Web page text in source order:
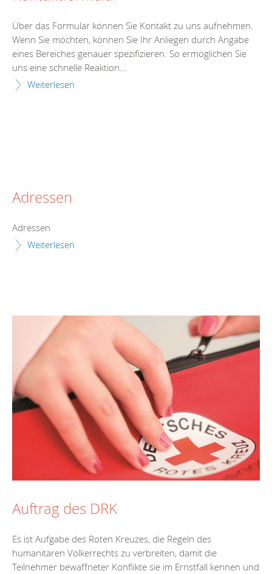
Über das Formular können Sie Kontakt zu uns aufnehmen.
Wenn Sie möchten, können Sie Ihr Anliegen durch Angabe
eines Bereiches genauer spezifizieren. So ermöglichen Sie
uns eine schnelle Reaktion...
Weiterlesen
Adressen
Adressen
Weiterlesen
Auftrag des DRK
Es ist Aufgabe des Roten Kreuzes, die Regeln des
humanitären Völkerrechts zu verbreiten, damit die
Teilnehmer bewaffneter Konflikte sie im Ernstfall kennen und